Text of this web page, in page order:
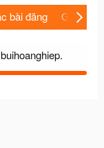
bài đăng Giới thiệu